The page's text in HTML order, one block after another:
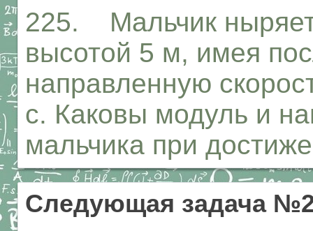
225. Мальчик ныряет
высотой 5 м, имея
направленную
с. Каковы модуль и
мальчика при
Следующая задача